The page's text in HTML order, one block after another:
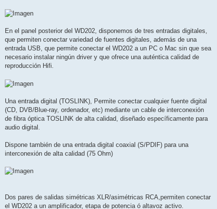
En el panel posterior del WD202, disponemos de tres entradas digitales,
que permiten conectar variedad de fuentes digitales, además de una
entrada USB, que permite conectar el WD202 a un PC o Mac sin que sea
necesario instalar ningún driver y que ofrece una auténtica calidad de
reproducción Hifi.
Una entrada digital (TOSLINK), Permite conectar cualquier fuente digital
(CD, DVB/Blue-ray, ordenador, etc) mediante un cable de interconexión
de fibra óptica TOSLINK de alta calidad, diseñado específicamente para
audio digital.
Dispone también de una entrada digital coaxial (S/PDIF) para una
interconexión de alta calidad (75 Ohm)
Dos pares de salidas simétricas XLR/asimétricas RCA,permiten conectar
el WD202 a un amplificador, etapa de potencia ó altavoz activo.